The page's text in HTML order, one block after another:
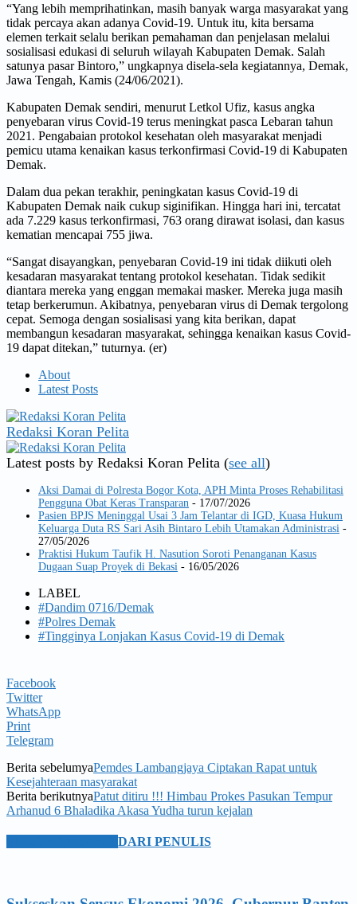
“Yang lebih memprihatinkan, masih banyak warga masyarakat yang
tidak percaya akan adanya Covid-19. Untuk itu, kita bersama
elemen terkait selalu berikan pemahaman dan penjelasan melalui
sosialisasi edukasi di seluruh wilayah Kabupaten Demak. Salah
satunya pasar Bintoro,” ungkapnya disela-sela kegiatannya, Demak,
Jawa Tengah, Kamis (24/06/2021).
Kabupaten Demak sendiri, menurut Letkol Ufiz, kasus angka
penyebaran virus Covid-19 terus meningkat pasca Lebaran tahun
2021. Pengabaian protokol kesehatan oleh masyarakat menjadi
pemicu utama kenaikan kasus terkonfirmasi Covid-19 di Kabupaten
Demak.
Dalam dua pekan terakhir, peningkatan kasus Covid-19 di
Kabupaten Demak naik cukup siginifikan. Hingga hari ini, tercatat
ada 7.229 kasus terkonfirmasi, 763 orang dirawat isolasi, dan kasus
kematian mencapai 755 jiwa.
“Sangat disayangkan, penyebaran Covid-19 ini tidak diikuti oleh
kesadaran masyarakat tentang protokol kesehatan. Tidak sedikit
diantara mereka yang enggan memakai masker. Mereka juga masih
tetap berkerumun. Akibatnya, penyebaran virus di Demak tergolong
cepat. Semoga dengan sosialisasi yang kita berikan, dapat
membangun kesadaran masyarakat, sehingga kenaikan kasus Covid-
19 dapat ditekan,” tuturnya. (er)
About
Latest Posts
Redaksi Koran Pelita
Latest posts by Redaksi Koran Pelita (see all)
Aksi Damai di Polresta Bogor Kota, APH Minta Proses Rehabilitasi
Pengguna Obat Keras Transparan - 17/07/2026
Pasien BPJS Meninggal Usai 3 Jam Telantar di IGD, Kuasa Hukum
Keluarga Duta RS Sari Asih Bintaro Lebih Utamakan Administrasi -
27/05/2026
Praktisi Hukum Taufik H. Nasution Soroti Penanganan Kasus
Dugaan Suap Proyek di Bekasi - 16/05/2026
LABEL
#Dandim 0716/Demak
#Polres Demak
#Tingginya Lonjakan Kasus Covid-19 di Demak
Facebook
Twitter
WhatsApp
Print
Telegram
Berita sebelumyaPemdes Lambangjaya Ciptakan Rapat untuk
Kesejahteraan masyarakat
Berita berikutnyaPatut ditiru !!! Himbau Prokes Pasukan Tempur
Arhanud 6 Bhaladika Akasa Yudha turun kejalan
DARI PENULIS